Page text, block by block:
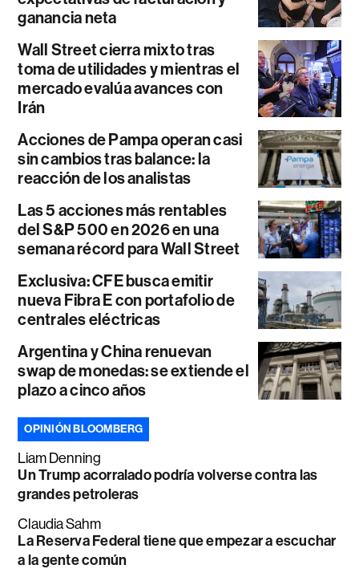
ganancia neta
Wall Street cierra mixto tras
toma de utilidades y mientras el
mercado evalúa avances con
Irán
Acciones de Pampa operan casi
sin cambios tras balance: la
reacción de los analistas
Las 5 acciones más rentables
del S&P 500 en 2026 en una
semana récord para Wall Street
Exclusiva: CFE busca emitir
nueva Fibra E con portafolio de
centrales eléctricas
Argentina y China renuevan
swap de monedas: se extiende el
plazo a cinco años
OPINIÓN BLOOMBERG
Liam Denning
Un Trump acorralado podría volverse contra las
grandes petroleras
Claudia Sahm
La Reserva Federal tiene que empezar a escuchar
a la gente común